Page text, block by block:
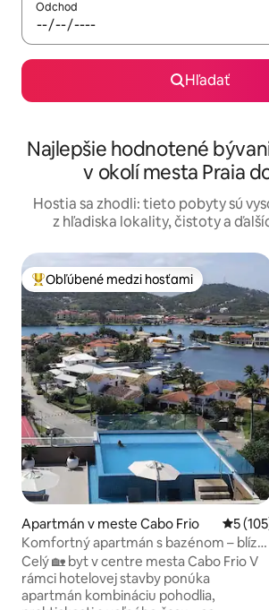
Odchod
Hľadať
Najlepšie hodnotené
v okolí mesta Praia
Hostia sa zhodli: tieto pobyty sú
z hľadiska lokality, čistoty a
Najobľúbenejšie medzi hosťami
Obľúbené medzi hosťami
Apartmán v meste Cabo Frio
5
Komfortný apartmán s bazénom – blízko
pláže
Celý 🏡 byt v centre mesta Cabo Frio V
rámci hotelovej stavby ponúka
apartmán kombináciu pohodlia,